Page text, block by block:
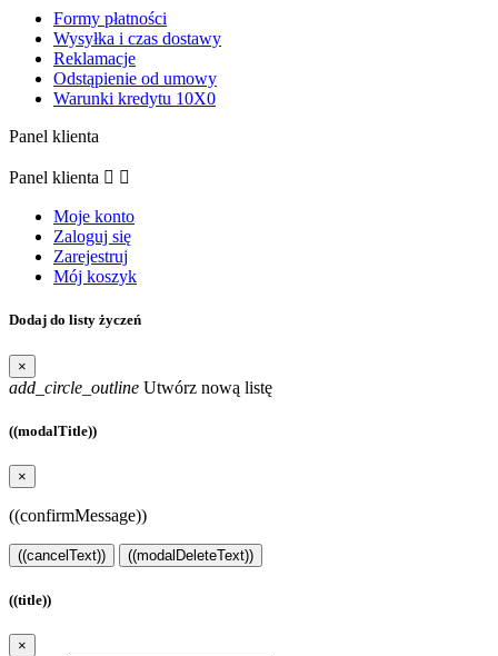
Formy płatności
Wysyłka i czas dostawy
Reklamacje
Odstąpienie od umowy
Warunki kredytu 10X0
Panel klienta
Panel klienta  
Moje konto
Zaloguj się
Zarejestruj
Mój koszyk
Dodaj do listy życzeń
×
add_circle_outline Utwórz nową listę
((modalTitle))
×
((confirmMessage))
((cancelText)) ((modalDeleteText))
((title))
×